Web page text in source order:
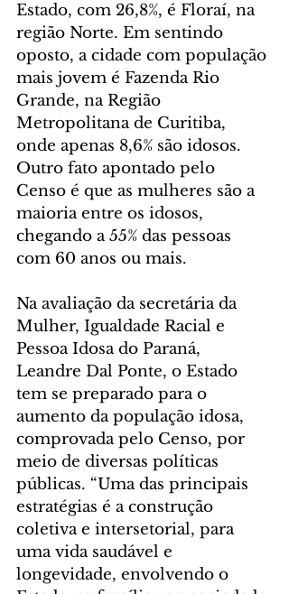
Estado, com 26,8%, é Floraí, na
região Norte. Em sentindo
oposto, a cidade com população
mais jovem é Fazenda Rio
Grande, na Região
Metropolitana de Curitiba,
onde apenas 8,6% são idosos.
Outro fato apontado pelo
Censo é que as mulheres são a
maioria entre os idosos,
chegando a 55% das pessoas
com 60 anos ou mais.
Na avaliação da secretária da
Mulher, Igualdade Racial e
Pessoa Idosa do Paraná,
Leandre Dal Ponte, o Estado
tem se preparado para o
aumento da população idosa,
comprovada pelo Censo, por
meio de diversas políticas
públicas. “Uma das principais
estratégias é a construção
coletiva e intersetorial, para
uma vida saudável e
longevidade, envolvendo o